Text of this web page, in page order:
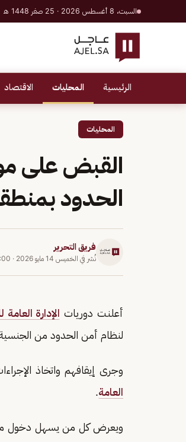
السبت، 8 أغسطس 2026 · 25 صفر 1448 هـ
الرئيسية المحليات الاقتصاد
المحليات
القبض على
الحدود
فريق التحرير
نُشر في الخميس 14 مايو 2026 ·
أعلنت دوريات الإدارة
لنظام أمن الحدود من الجنسية
وجرى إيقافهم واتخاذ
العامة.
ويعرض كل من يسهل دخول